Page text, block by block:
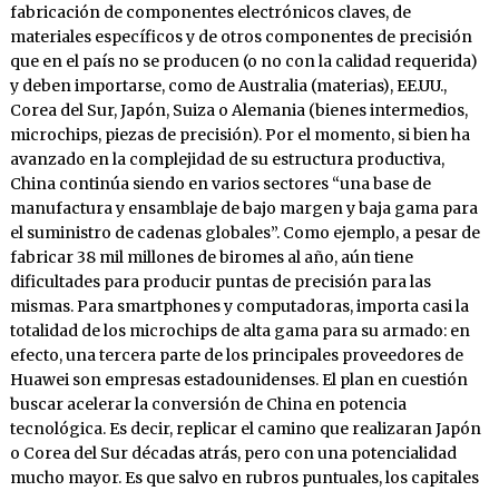
fabricación de componentes electrónicos claves, de
materiales específicos y de otros componentes de precisión
que en el país no se producen (o no con la calidad requerida)
y deben importarse, como de Australia (materias), EE.UU.,
Corea del Sur, Japón, Suiza o Alemania (bienes intermedios,
microchips, piezas de precisión). Por el momento, si bien ha
avanzado en la complejidad de su estructura productiva,
China continúa siendo en varios sectores “una base de
manufactura y ensamblaje de bajo margen y baja gama para
el suministro de cadenas globales”. Como ejemplo, a pesar de
fabricar 38 mil millones de biromes al año, aún tiene
dificultades para producir puntas de precisión para las
mismas. Para smartphones y computadoras, importa casi la
totalidad de los microchips de alta gama para su armado: en
efecto, una tercera parte de los principales proveedores de
Huawei son empresas estadounidenses. El plan en cuestión
buscar acelerar la conversión de China en potencia
tecnológica. Es decir, replicar el camino que realizaran Japón
o Corea del Sur décadas atrás, pero con una potencialidad
mucho mayor. Es que salvo en rubros puntuales, los capitales